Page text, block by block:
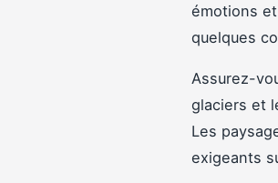
émotions
quelques
Assurez-
glaciers et
Les
exigeants